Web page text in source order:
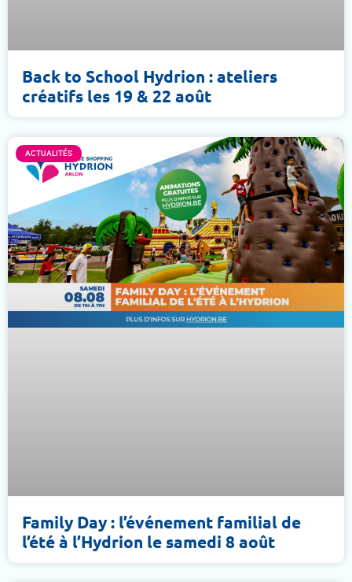
Back to School Hydrion : ateliers
créatifs les 19 & 22 août
ACTUALITÉS
Family Day : l’événement familial de
l’été à l’Hydrion le samedi 8 août